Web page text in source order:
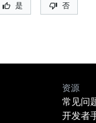
是 否
资源
常见问
开发者